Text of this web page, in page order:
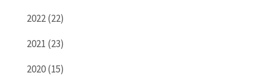
2022 (22)
2021 (23)
2020 (15)